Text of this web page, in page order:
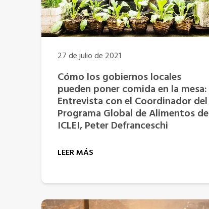
27 de julio de 2021
Cómo los gobiernos locales
pueden poner comida en la mesa:
Entrevista con el Coordinador del
Programa Global de Alimentos de
ICLEI, Peter Defranceschi
LEER MÁS